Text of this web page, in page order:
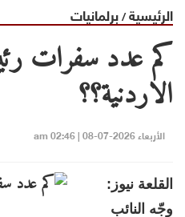
الرئيسية/برلمانيات
كم عدد سفرات
الاردنية؟؟
الأربعاء 2026-07-08 | 02:46 am
القلعة نيوز:
وجّه النائب